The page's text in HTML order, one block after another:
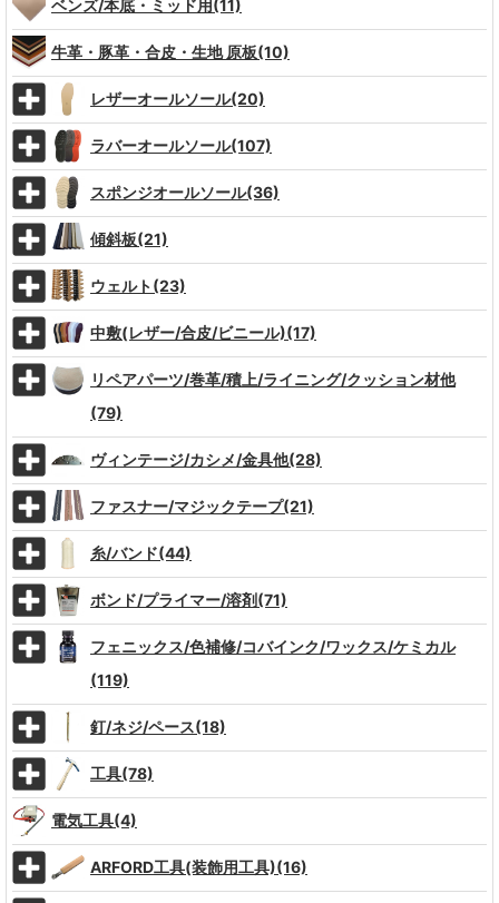
ベンズ/本底・ミッド用(11)
牛革・豚革・合皮・生地 原板(10)
レザーオールソール(20)
ラバーオールソール(107)
スポンジオールソール(36)
傾斜板(21)
ウェルト(23)
中敷(レザー/合皮/ビニール)(17)
リペアパーツ/巻革/積上/ライニング/クッション材他
(79)
ヴィンテージ/カシメ/金具他(28)
ファスナー/マジックテープ(21)
糸/バンド(44)
ボンド/プライマー/溶剤(71)
フェニックス/色補修/コバインク/ワックス/ケミカル
(119)
釘/ネジ/ペース(18)
工具(78)
電気工具(4)
ARFORD工具(装飾用工具)(16)